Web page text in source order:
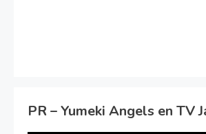
PR – Yumeki Angels en TV